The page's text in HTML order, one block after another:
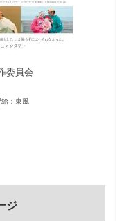
委員会
：東風
ジ